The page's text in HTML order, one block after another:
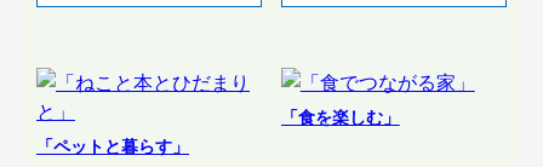
「ペットと暮らす」
「食を楽しむ」